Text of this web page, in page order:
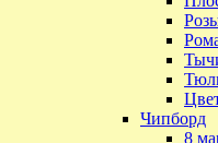
Чипборд
8